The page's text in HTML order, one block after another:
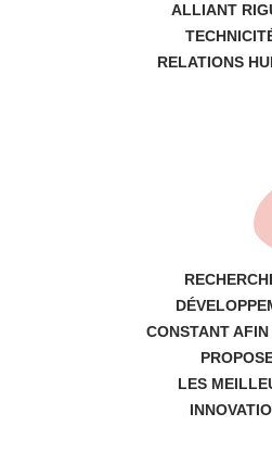
ALLIANT
RELATIONS
CONSTANT AFIN
LES